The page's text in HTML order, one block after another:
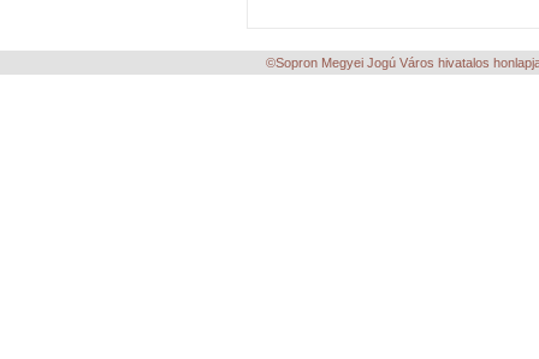
©Sopron Megyei Jogú Város hivatalos